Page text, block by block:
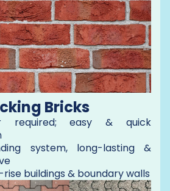
Bricks
required; easy & quick
system, long-lasting &
buildings & boundary walls